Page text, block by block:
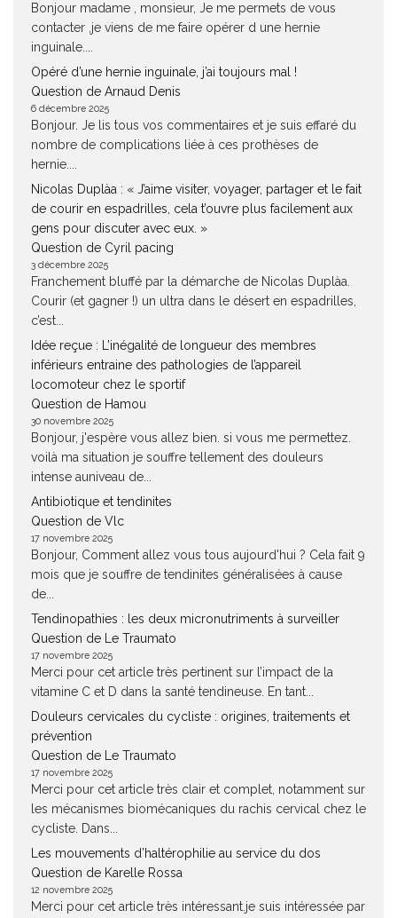
Bonjour madame , monsieur, Je me permets de vous
contacter ,je viens de me faire opérer d une hernie
inguinale....
Opéré d’une hernie inguinale, j’ai toujours mal !
Question de Arnaud Denis
6 décembre 2025
Bonjour. Je lis tous vos commentaires et je suis effaré du
nombre de complications liée à ces prothèses de
hernie....
Nicolas Duplàa : « J’aime visiter, voyager, partager et le fait
de courir en espadrilles, cela t’ouvre plus facilement aux
gens pour discuter avec eux. »
Question de Cyril pacing
3 décembre 2025
Franchement bluffé par la démarche de Nicolas Duplàa.
Courir (et gagner !) un ultra dans le désert en espadrilles,
c’est...
Idée reçue : L’inégalité de longueur des membres
inférieurs entraine des pathologies de l’appareil
locomoteur chez le sportif
Question de Hamou
30 novembre 2025
Bonjour, j'espère vous allez bien. si vous me permettez.
voilà ma situation je souffre tellement des douleurs
intense auniveau de...
Antibiotique et tendinites
Question de Vlc
17 novembre 2025
Bonjour, Comment allez vous tous aujourd'hui ? Cela fait 9
mois que je souffre de tendinites généralisées à cause
de...
Tendinopathies : les deux micronutriments à surveiller
Question de Le Traumato
17 novembre 2025
Merci pour cet article très pertinent sur l’impact de la
vitamine C et D dans la santé tendineuse. En tant...
Douleurs cervicales du cycliste : origines, traitements et
prévention
Question de Le Traumato
17 novembre 2025
Merci pour cet article très clair et complet, notamment sur
les mécanismes biomécaniques du rachis cervical chez le
cycliste. Dans...
Les mouvements d’haltérophilie au service du dos
Question de Karelle Rossa
12 novembre 2025
Merci pour cet article très intéressant.je suis intéressée par